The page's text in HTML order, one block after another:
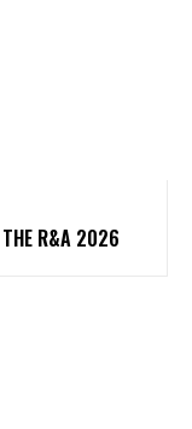
THE R&A 2026